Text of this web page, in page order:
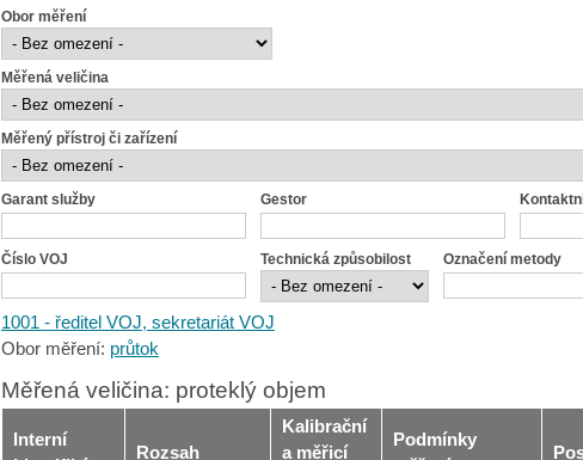
Obor měření
Měřená veličina
Měřený přístroj či zařízení
Garant služby Gestor
Číslo VOJ Technická způsobilost Označení metody
1001 - ředitel VOJ, sekretariát VOJ
Obor měření: průtok
Měřená veličina: proteklý objem
Interní
Rozsah
Kalibrační
a měřicí
Podmínky